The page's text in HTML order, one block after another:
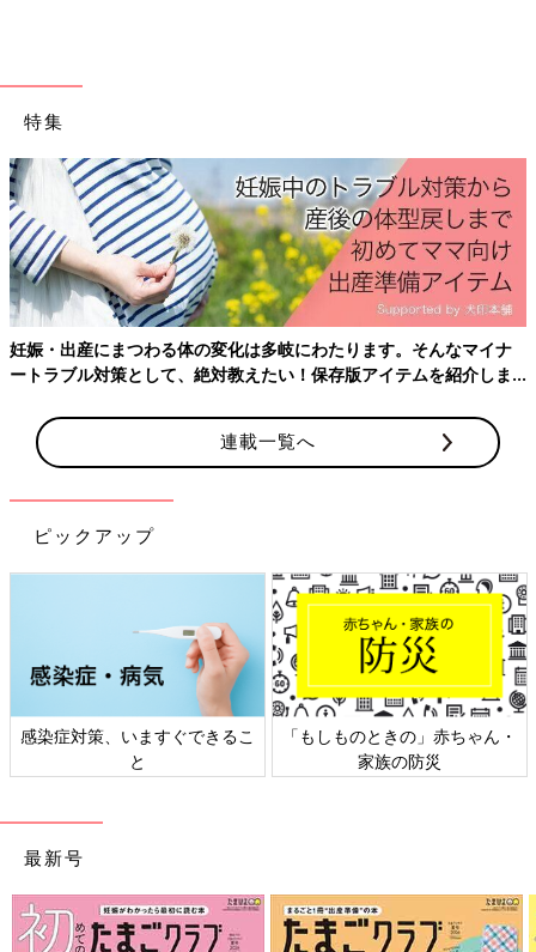
しろさんが購入した「ガーランド」は、
けで、手軽にこどもの日らしい空間に。省スペースで飾れるのも
ナチュラルキッチン「にぎやかなこどもの日ごはん
シリーズ」かわいすぎてセットで飾りたい！
特集
妊娠・出産にまつわる体の変化は多岐にわたります。そんなマイナ
ートラブル対策として、絶対教えたい！保存版アイテムを紹介しま
連載一覧へ
ピックアップ
感染症対策、いますぐできるこ
と
「もしものときの」赤ちゃん・
家族の防災
最新号